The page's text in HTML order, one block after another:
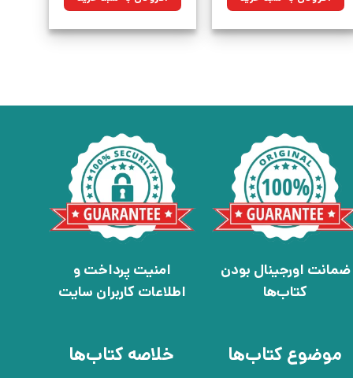
بود. بود.
ضمانت اورجینال بودن
کتاب‌ها
امنیت پرداخت و
اطلاعات کاربران سایت
موضوع کتاب‌ها خلاصه کتاب‌ها